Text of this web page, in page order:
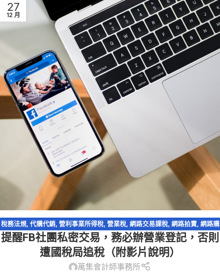
27
12 月
稅務法規, 代購代銷, 營利事業所得稅, 營業稅, 網路交易課稅, 網路拍賣, 網路購
物
,逃漏稅
提醒FB社團私密交易，務必辦營業登記，否則
遭國稅局追稅（附影片說明）
萬集會計師事務所